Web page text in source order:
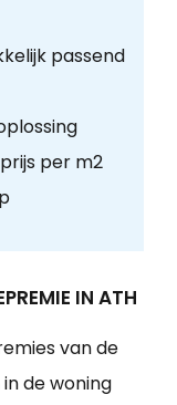
passend
per m2
IN ATH
van de
de woning